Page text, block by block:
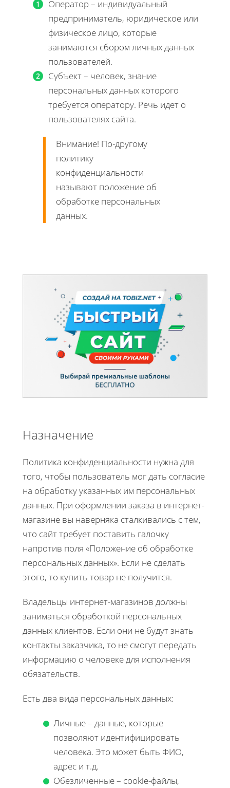
Оператор – индивидуальный
предприниматель, юридическое или
физическое лицо, которые
занимаются сбором личных данных
пользователей.
Субъект – человек, знание
персональных данных которого
требуется оператору. Речь идет о
пользователях сайта.
Внимание! По-другому
политику
конфиденциальности
называют положение об
обработке персональных
данных.
Назначение
Политика конфиденциальности нужна для
того, чтобы пользователь мог дать согласие
на обработку указанных им персональных
данных. При оформлении заказа в интернет-
магазине вы наверняка сталкивались с тем,
что сайт требует поставить галочку
напротив поля «Положение об обработке
персональных данных». Если не сделать
этого, то купить товар не получится.
Владельцы интернет-магазинов должны
заниматься обработкой персональных
данных клиентов. Если они не будут знать
контакты заказчика, то не смогут передать
информацию о человеке для исполнения
обязательств.
Есть два вида персональных данных:
Личные – данные, которые
позволяют идентифицировать
человека. Это может быть ФИО,
адрес и т.д.
Обезличенные – cookie-файлы,